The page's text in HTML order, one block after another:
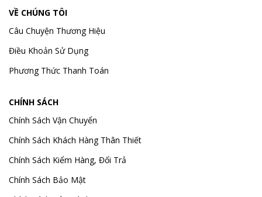
VỀ CHÚNG TÔI
Câu Chuyện Thương Hiệu
Điều Khoản Sử Dụng
Phương Thức Thanh Toán
CHÍNH SÁCH
Chính Sách Vận Chuyển
Chính Sách Khách Hàng Thân Thiết
Chính Sách Kiểm Hàng, Đổi Trả
Chính Sách Bảo Mật